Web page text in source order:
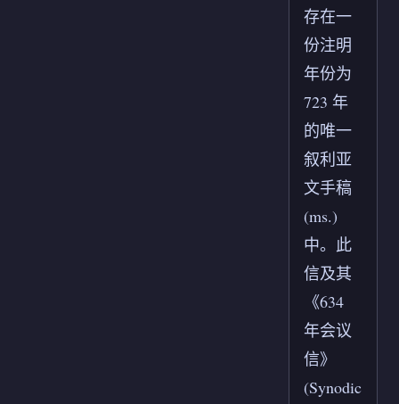
存在一
份注明
年份为
723 年
的唯一
叙利亚
文手稿
(ms.)
中。此
信及其
《634
年会议
信》
(Synodic